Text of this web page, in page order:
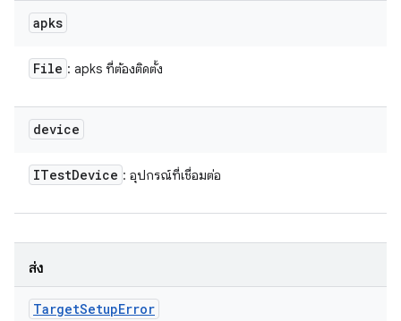
apks
File : apks ที่ต้องติดตั้ง
device
ITestDevice : อุปกรณ์ที่เชื่อมต่อ
ส่ง
TargetSetupError